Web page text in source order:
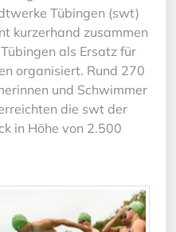
Tübingen (swt)
kurzerhand zusammen
als Ersatz für
organisiert. Rund 270
und Schwimmer
die swt der
in Höhe von 2.500